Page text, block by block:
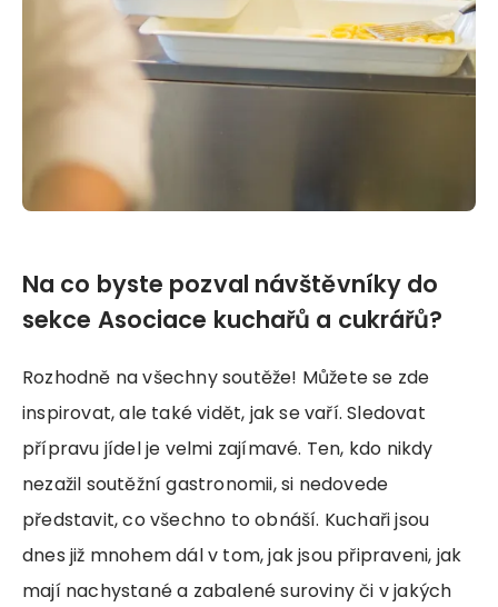
Na co byste pozval návštěvníky do
sekce Asociace kuchařů a cukrářů?
Rozhodně na všechny soutěže! Můžete se zde
inspirovat, ale také vidět, jak se vaří. Sledovat
přípravu jídel je velmi zajímavé. Ten, kdo nikdy
nezažil soutěžní gastronomii, si nedovede
představit, co všechno to obnáší. Kuchaři jsou
dnes již mnohem dál v tom, jak jsou připraveni, jak
mají nachystané a zabalené suroviny či v jakých